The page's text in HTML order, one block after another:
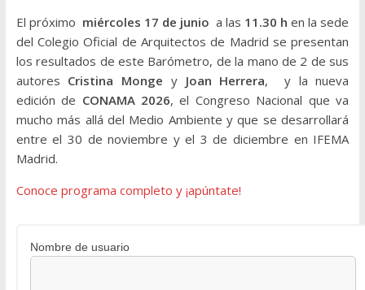
El próximo miércoles 17 de junio a las 11.30 h en la sede
del Colegio Oficial de Arquitectos de Madrid se presentan
los resultados de este Barómetro, de la mano de 2 de sus
autores Cristina Monge y Joan Herrera, y la nueva
edición de CONAMA 2026, el Congreso Nacional que va
mucho más allá del Medio Ambiente y que se desarrollará
entre el 30 de noviembre y el 3 de diciembre en IFEMA
Madrid.
Conoce programa completo y ¡apúntate!
Nombre de usuario